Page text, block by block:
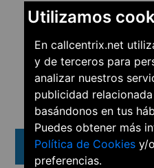
Utilizamos
En callcentrix.net
y de terceros para
analizar nuestros
publicidad
basándonos en tus
Puedes obtener más
Política de Cookies y/
preferencias.
☎910
Menú